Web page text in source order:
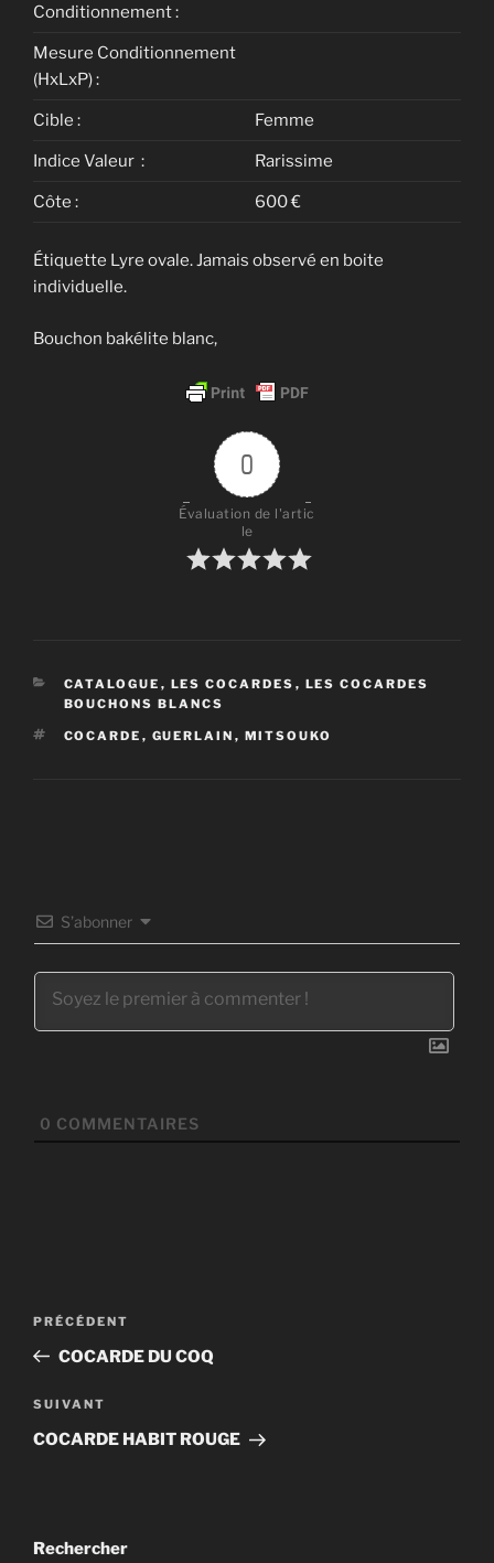
Conditionnement :
Mesure Conditionnement
(HxLxP) :
Cible : Femme
Indice Valeur : Rarissime
Côte : 600 €
Étiquette Lyre ovale. Jamais observé en boite
individuelle.
Bouchon bakélite blanc,
0
Évaluation de l'artic
le
CATÉGORIES
CATALOGUE , LES COCARDES , LES COCARDES
BOUCHONS BLANCS
ÉTIQUETTES
COCARDE , GUERLAIN , MITSOUKO
S’abonner
0 COMMENTAIRES
Navigation
l’article
Article
précédent
PRÉCÉDENT
COCARDE DU COQ
Article
suivant
SUIVANT
COCARDE HABIT ROUGE
Rechercher